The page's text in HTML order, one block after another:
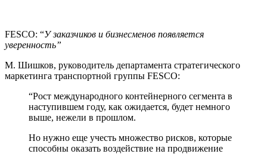
FESCO: “У заказчиков и бизнесменов появляется
уверенность”
М. Шишков, руководитель департамента стратегического
маркетинга транспортной группы FESCO:
“Рост международного контейнерного сегмента в
наступившем году, как ожидается, будет немного
выше, нежели в прошлом.
Но нужно еще учесть множество рисков, которые
способны оказать воздействие на продвижение